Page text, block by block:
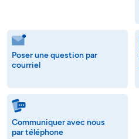
Poser une question par
courriel
Communiquer avec nous
par téléphone